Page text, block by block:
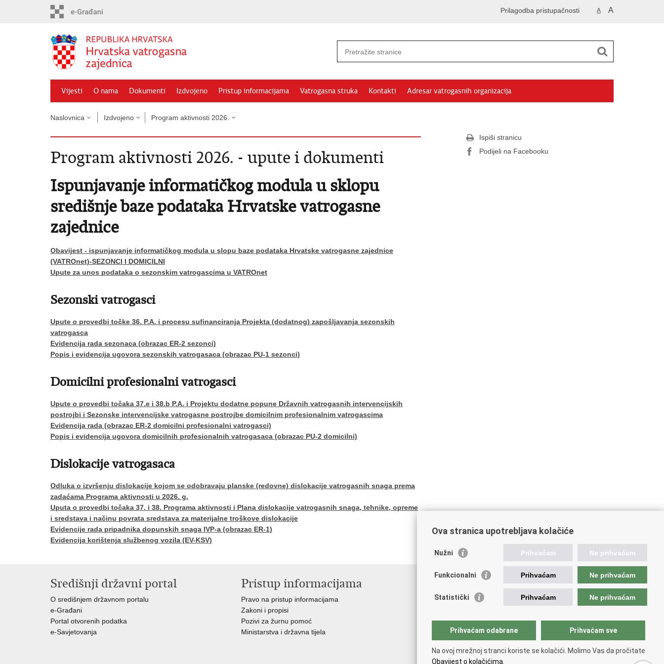
A A
Prilagodba pristupačnosti
Vijesti O nama Dokumenti Izdvojeno Pristup informacijama Vatrogasna struka Kontakti Adresar vatrogasnih organizacija
Naslovnica Izdvojeno Program aktivnosti 2026.
Program aktivnosti 2026. - upute i dokumenti
Ispunjavanje informatičkog modula u sklopu
središnje baze podataka Hrvatske vatrogasne
zajednice
Obavijest - ispunjavanje informatičkog modula u slopu baze podataka Hrvatske vatrogasne zajednice
(VATROnet)-SEZONCI I DOMICILNI
Upute za unos podataka o sezonskim vatrogascima u VATROnet
Sezonski vatrogasci
Upute o provedbi točke 36. P.A. i procesu sufinanciranja Projekta (dodatnog) zapošljavanja sezonskih
vatrogasca
Evidencija rada sezonaca (obrazac ER-2 sezonci)
Popis i evidencija ugovora sezonskih vatrogasaca (obrazac PU-1 sezonci)
Domicilni profesionalni vatrogasci
Upute o provedbi točaka 37.e i 38.b P.A. i Projektu dodatne popune Državnih vatrogasnih intervencijskih
postrojbi i Sezonske intervencijske vatrogasne postrojbe domicilnim profesionalnim vatrogascima
Evidencija rada (obrazac ER-2 domicilni profesionalni vatrogasci)
Popis i evidencija ugovora domicilnih profesionalnih vatrogasaca (obrazac PU-2 domicilni)
Dislokacije vatrogasaca
Odluka o izvršenju dislokacije kojom se odobravaju planske (redovne) dislokacije vatrogasnih snaga prema
zadaćama Programa aktivnosti u 2026. g.
Uputa o provedbi točaka 37. i 38. Programa aktivnosti i Plana dislokacije vatrogasnih snaga, tehnike, opreme
i sredstava i načinu povrata sredstava za materijalne troškove dislokacije
Evidencije rada pripadnika dopunskih snaga IVP-a (obrazac ER-1)
Evidencija korištenja službenog vozila (EV-KSV)
Ispiši stranicu
Podijeli na Facebooku
Središnji državni portal
O središnjem državnom portalu
e-Građani
Portal otvorenih podatka
e-Savjetovanja
Pristup informacijama
Pravo na pristup informacijama
Zakoni i propisi
Pozivi za žurnu pomoć
Ministarstva i državna tijela
Važne poveznice
Vlada RH
Muzej hrvatskog vatrogastva
The Federation of EUropean Fire Officers FEU
Intranet (samo za službenike HVZ)
Ova stranica upotrebljava kolačiće
Nužni Prihvaćam Ne prihvaćam
Funkcionalni Prihvaćam Ne prihvaćam
Statistički Prihvaćam Ne prihvaćam
Prihvaćam odabrane Prihvaćam sve
Na ovoj mrežnoj stranci koriste se kolačići. Molimo Vas da pročitate
Obavijest o kolačićima.